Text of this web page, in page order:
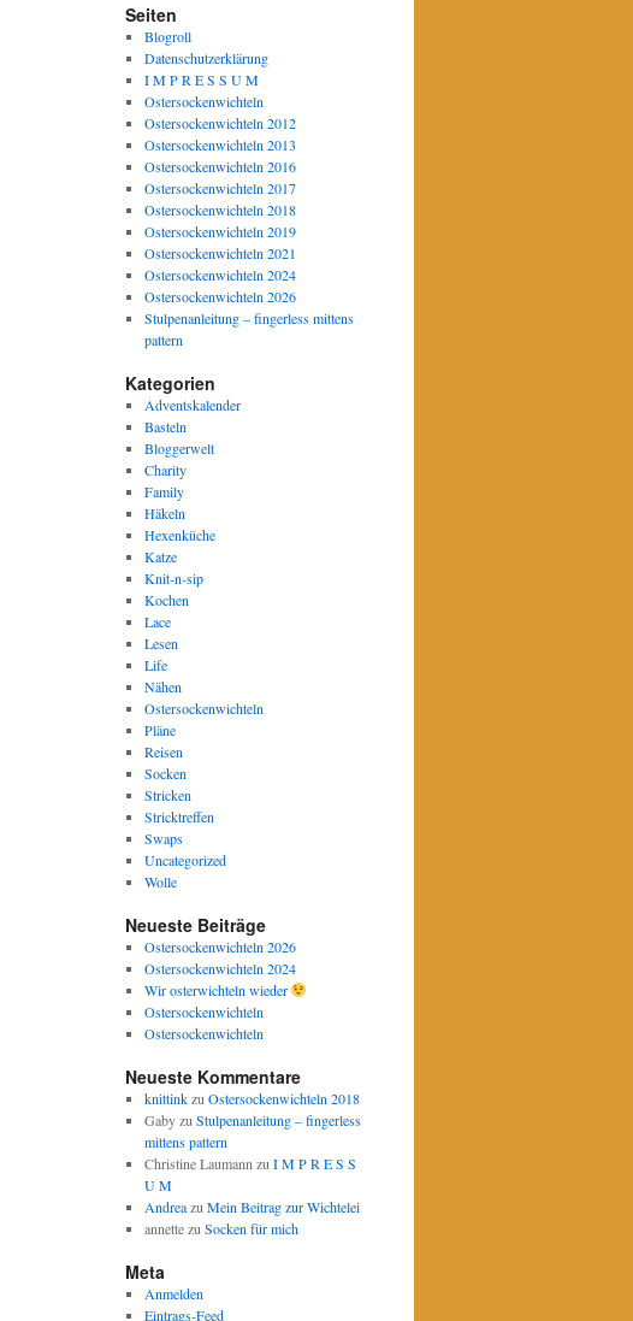
Seiten
Blogroll
Datenschutzerklärung
I M P R E S S U M
Ostersockenwichteln
Ostersockenwichteln 2012
Ostersockenwichteln 2013
Ostersockenwichteln 2016
Ostersockenwichteln 2017
Ostersockenwichteln 2018
Ostersockenwichteln 2019
Ostersockenwichteln 2021
Ostersockenwichteln 2024
Ostersockenwichteln 2026
Stulpenanleitung – fingerless mittens
pattern
Kategorien
Adventskalender
Basteln
Bloggerwelt
Charity
Family
Häkeln
Hexenküche
Katze
Knit-n-sip
Kochen
Lace
Lesen
Life
Nähen
Ostersockenwichteln
Pläne
Reisen
Socken
Stricken
Stricktreffen
Swaps
Uncategorized
Wolle
Neueste Beiträge
Ostersockenwichteln 2026
Ostersockenwichteln 2024
Wir osterwichteln wieder
Ostersockenwichteln
Ostersockenwichteln
Neueste Kommentare
knittinkzu Ostersockenwichteln 2018
Gabyzu Stulpenanleitung – fingerless
mittens pattern
Christine Laumann zu I M P R E S S
U M
Andreazu Mein Beitrag zur Wichtelei
annettezu Socken für mich
Meta
Anmelden
Eintrags-Feed